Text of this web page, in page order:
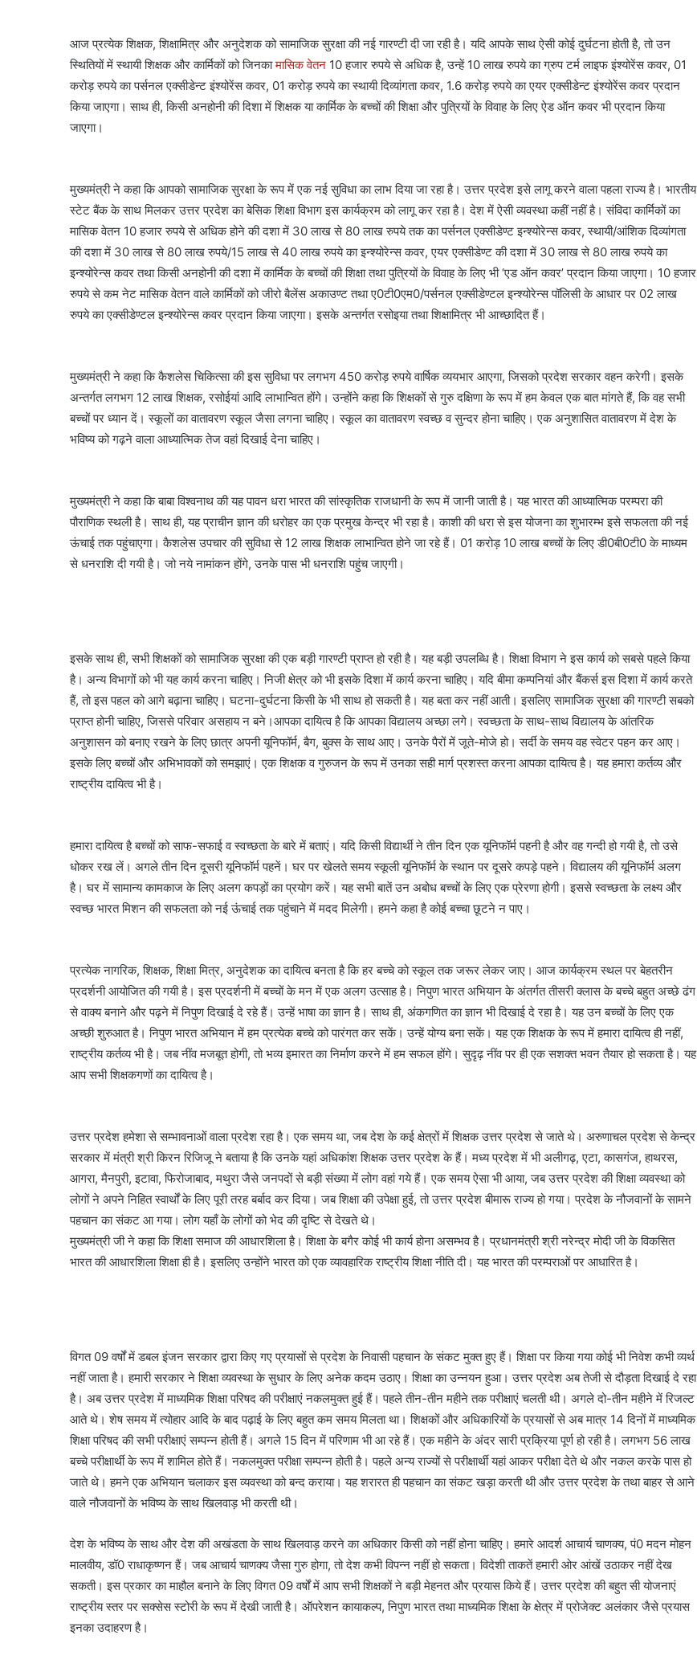
आज प्रत्येक शिक्षक, शिक्षामित्र और अनुदेशक को सामाजिक सुरक्षा की नई गारण्टी दी जा रही है। यदि आपके साथ ऐसी कोई दुर्घटना होती है, तो उन
स्थितियों में स्थायी शिक्षक और कार्मिकों को जिनकामासिक वेतन 10 हजार रुपये से अधिक है, उन्हें 10 लाख रुपये का ग्रुप टर्म लाइफ इंश्योरेंस कवर, 01
करोड़ रुपये का पर्सनल एक्सीडेन्ट इंश्योरेंस कवर, 01 करोड़ रुपये का स्थायी दिव्यांगता कवर, 1.6 करोड़ रुपये का एयर एक्सीडेन्ट इंश्योरेंस कवर प्रदान
किया जाएगा। साथ ही, किसी अनहोनी की दिशा में शिक्षक या कार्मिक के बच्चों की शिक्षा और पुत्रियों के विवाह के लिए ऐड ऑन कवर भी प्रदान किया
जाएगा।
मुख्यमंत्री ने कहा कि आपको सामाजिक सुरक्षा के रूप में एक नई सुविधा का लाभ दिया जा रहा है। उत्तर प्रदेश इसे लागू करने वाला पहला राज्य है। भारतीय
स्टेट बैंक के साथ मिलकर उत्तर प्रदेश का बेसिक शिक्षा विभाग इस कार्यक्रम को लागू कर रहा है। देश में ऐसी व्यवस्था कहीं नहीं है। संविदा कार्मिकों का
मासिक वेतन 10 हजार रुपये से अधिक होने की दशा में 30 लाख से 80 लाख रुपये तक का पर्सनल एक्सीडेण्ट इन्श्योरेन्स कवर, स्थायी/आंशिक दिव्यांगता
की दशा में 30 लाख से 80 लाख रुपये/15 लाख से 40 लाख रुपये का इन्श्योरेन्स कवर, एयर एक्सीडेण्ट की दशा में 30 लाख से 80 लाख रुपये का
इन्श्योरेन्स कवर तथा किसी अनहोनी की दशा में कार्मिक के बच्चों की शिक्षा तथा पुत्रियों के विवाह के लिए भी ‘एड ऑन कवर’ प्रदान किया जाएगा। 10 हजार
रुपये से कम नेट मासिक वेतन वाले कार्मिकों को जीरो बैलेंस अकाउण्ट तथा ए0टी0एम0/पर्सनल एक्सीडेण्टल इन्श्योरेन्स पॉलिसी के आधार पर 02 लाख
रुपये का एक्सीडेण्टल इन्श्योरेन्स कवर प्रदान किया जाएगा। इसके अन्तर्गत रसोइया तथा शिक्षामित्र भी आच्छादित हैं।
मुख्यमंत्री ने कहा कि कैशलेस चिकित्सा की इस सुविधा पर लगभग 450 करोड़ रुपये वार्षिक व्ययभार आएगा, जिसको प्रदेश सरकार वहन करेगी। इसके
अन्तर्गत लगभग 12 लाख शिक्षक, रसोईयां आदि लाभान्वित होंगे। उन्होंने कहा कि शिक्षकों से गुरु दक्षिणा के रूप में हम केवल एक बात मांगते हैं, कि वह सभी
बच्चों पर ध्यान दें। स्कूलों का वातावरण स्कूल जैसा लगना चाहिए। स्कूल का वातावरण स्वच्छ व सुन्दर होना चाहिए। एक अनुशासित वातावरण में देश के
भविष्य को गढ़ने वाला आध्यात्मिक तेज वहां दिखाई देना चाहिए।
मुख्यमंत्री ने कहा कि बाबा विश्वनाथ की यह पावन धरा भारत की सांस्कृतिक राजधानी के रूप में जानी जाती है। यह भारत की आध्यात्मिक परम्परा की
पौराणिक स्थली है। साथ ही, यह प्राचीन ज्ञान की धरोहर का एक प्रमुख केन्द्र भी रहा है। काशी की धरा से इस योजना का शुभारम्भ इसे सफलता की नई
ऊंचाई तक पहुंचाएगा। कैशलेस उपचार की सुविधा से 12 लाख शिक्षक लाभान्वित होने जा रहे हैं। 01 करोड़ 10 लाख बच्चों के लिए डी0बी0टी0 के माध्यम
से धनराशि दी गयी है। जो नये नामांकन होंगे, उनके पास भी धनराशि पहुंच जाएगी।
इसके साथ ही, सभी शिक्षकों को सामाजिक सुरक्षा की एक बड़ी गारण्टी प्राप्त हो रही है। यह बड़ी उपलब्धि है। शिक्षा विभाग ने इस कार्य को सबसे पहले किया
है। अन्य विभागों को भी यह कार्य करना चाहिए। निजी क्षेत्र को भी इसके दिशा में कार्य करना चाहिए। यदि बीमा कम्पनियां और बैंकर्स इस दिशा में कार्य करते
हैं, तो इस पहल को आगे बढ़ाना चाहिए। घटना-दुर्घटना किसी के भी साथ हो सकती है। यह बता कर नहीं आती। इसलिए सामाजिक सुरक्षा की गारण्टी सबको
प्राप्त होनी चाहिए, जिससे परिवार असहाय न बने।आपका दायित्व है कि आपका विद्यालय अच्छा लगे। स्वच्छता के साथ-साथ विद्यालय के आंतरिक
अनुशासन को बनाए रखने के लिए छात्र अपनी यूनिफॉर्म, बैग, बुक्स के साथ आए। उनके पैरों में जूते-मोजे हो। सर्दी के समय वह स्वेटर पहन कर आए।
इसके लिए बच्चों और अभिभावकों को समझाएं। एक शिक्षक व गुरुजन के रूप में उनका सही मार्ग प्रशस्त करना आपका दायित्व है। यह हमारा कर्तव्य और
राष्ट्रीय दायित्व भी है।
हमारा दायित्व है बच्चों को साफ-सफाई व स्वच्छता के बारे में बताएं। यदि किसी विद्यार्थी ने तीन दिन एक यूनिफॉर्म पहनी है और वह गन्दी हो गयी है, तो उसे
धोकर रख लें। अगले तीन दिन दूसरी यूनिफॉर्म पहनें। घर पर खेलते समय स्कूली यूनिफॉर्म के स्थान पर दूसरे कपड़े पहने। विद्यालय की यूनिफॉर्म अलग
है। घर में सामान्य कामकाज के लिए अलग कपड़ों का प्रयोग करें। यह सभी बातें उन अबोध बच्चों के लिए एक प्रेरणा होगी। इससे स्वच्छता के लक्ष्य और
स्वच्छ भारत मिशन की सफलता को नई ऊंचाई तक पहुंचाने में मदद मिलेगी। हमने कहा है कोई बच्चा छूटने न पाए।
प्रत्येक नागरिक, शिक्षक, शिक्षा मित्र, अनुदेशक का दायित्व बनता है कि हर बच्चे को स्कूल तक जरूर लेकर जाए। आज कार्यक्रम स्थल पर बेहतरीन
प्रदर्शनी आयोजित की गयी है। इस प्रदर्शनी में बच्चों के मन में एक अलग उत्साह है। निपुण भारत अभियान के अंतर्गत तीसरी क्लास के बच्चे बहुत अच्छे ढंग
से वाक्य बनाने और पढ़ने में निपुण दिखाई दे रहे हैं। उन्हें भाषा का ज्ञान है। साथ ही, अंकगणित का ज्ञान भी दिखाई दे रहा है। यह उन बच्चों के लिए एक
अच्छी शुरुआत है। निपुण भारत अभियान में हम प्रत्येक बच्चे को पारंगत कर सकें। उन्हें योग्य बना सकें। यह एक शिक्षक के रूप में हमारा दायित्व ही नहीं,
राष्ट्रीय कर्तव्य भी है। जब नींव मजबूत होगी, तो भव्य इमारत का निर्माण करने में हम सफल होंगे। सुदृढ़ नींव पर ही एक सशक्त भवन तैयार हो सकता है। यह
आप सभी शिक्षकगणों का दायित्व है।
उत्तर प्रदेश हमेशा से सम्भावनाओं वाला प्रदेश रहा है। एक समय था, जब देश के कई क्षेत्रों में शिक्षक उत्तर प्रदेश से जाते थे। अरुणाचल प्रदेश से केन्द्र
सरकार में मंत्री श्री किरन रिजिजू ने बताया है कि उनके यहां अधिकांश शिक्षक उत्तर प्रदेश के हैं। मध्य प्रदेश में भी अलीगढ़, एटा, कासगंज, हाथरस,
आगरा, मैनपुरी, इटावा, फिरोजाबाद, मथुरा जैसे जनपदों से बड़ी संख्या में लोग वहां गये हैं। एक समय ऐसा भी आया, जब उत्तर प्रदेश की शिक्षा व्यवस्था को
लोगों ने अपने निहित स्वार्थों के लिए पूरी तरह बर्बाद कर दिया। जब शिक्षा की उपेक्षा हुई, तो उत्तर प्रदेश बीमारू राज्य हो गया। प्रदेश के नौजवानों के सामने
पहचान का संकट आ गया। लोग यहाँ के लोगों को भेद की दृष्टि से देखते थे।
मुख्यमंत्री जी ने कहा कि शिक्षा समाज की आधारशिला है। शिक्षा के बगैर कोई भी कार्य होना असम्भव है। प्रधानमंत्री श्री नरेन्द्र मोदी जी के विकसित
भारत की आधारशिला शिक्षा ही है। इसलिए उन्होंने भारत को एक व्यावहारिक राष्ट्रीय शिक्षा नीति दी। यह भारत की परम्पराओं पर आधारित है।
विगत 09 वर्षों में डबल इंजन सरकार द्वारा किए गए प्रयासों से प्रदेश के निवासी पहचान के संकट मुक्त हुए हैं। शिक्षा पर किया गया कोई भी निवेश कभी व्यर्थ
नहीं जाता है। हमारी सरकार ने शिक्षा व्यवस्था के सुधार के लिए अनेक कदम उठाए। शिक्षा का उन्नयन हुआ। उत्तर प्रदेश अब तेजी से दौड़ता दिखाई दे रहा
है। अब उत्तर प्रदेश में माध्यमिक शिक्षा परिषद की परीक्षाएं नकलमुक्त हुई हैं। पहले तीन-तीन महीने तक परीक्षाएं चलती थी। अगले दो-तीन महीने में रिजल्ट
आते थे। शेष समय में त्योहार आदि के बाद पढ़ाई के लिए बहुत कम समय मिलता था। शिक्षकों और अधिकारियों के प्रयासों से अब मात्र 14 दिनों में माध्यमिक
शिक्षा परिषद की सभी परीक्षाएं सम्पन्न होती हैं। अगले 15 दिन में परिणाम भी आ रहे हैं। एक महीने के अंदर सारी प्रक्रिया पूर्ण हो रही है। लगभग 56 लाख
बच्चे परीक्षार्थी के रूप में शामिल होते हैं। नकलमुक्त परीक्षा सम्पन्न होती है। पहले अन्य राज्यों से परीक्षार्थी यहां आकर परीक्षा देते थे और नकल करके पास हो
जाते थे। हमने एक अभियान चलाकर इस व्यवस्था को बन्द कराया। यह शरारत ही पहचान का संकट खड़ा करती थी और उत्तर प्रदेश के तथा बाहर से आने
वाले नौजवानों के भविष्य के साथ खिलवाड़ भी करती थी।
देश के भविष्य के साथ और देश की अखंडता के साथ खिलवाड़ करने का अधिकार किसी को नहीं होना चाहिए। हमारे आदर्श आचार्य चाणक्य, पं0 मदन मोहन
मालवीय, डॉ0 राधाकृष्णन हैं। जब आचार्य चाणक्य जैसा गुरु होगा, तो देश कभी विपन्न नहीं हो सकता। विदेशी ताकतें हमारी ओर आंखें उठाकर नहीं देख
सकती। इस प्रकार का माहौल बनाने के लिए विगत 09 वर्षों में आप सभी शिक्षकों ने बड़ी मेहनत और प्रयास किये हैं। उत्तर प्रदेश की बहुत सी योजनाएं
राष्ट्रीय स्तर पर सक्सेस स्टोरी के रूप में देखी जाती है। ऑपरेशन कायाकल्प, निपुण भारत तथा माध्यमिक शिक्षा के क्षेत्र में प्रोजेक्ट अलंकार जैसे प्रयास
इनका उदाहरण है।